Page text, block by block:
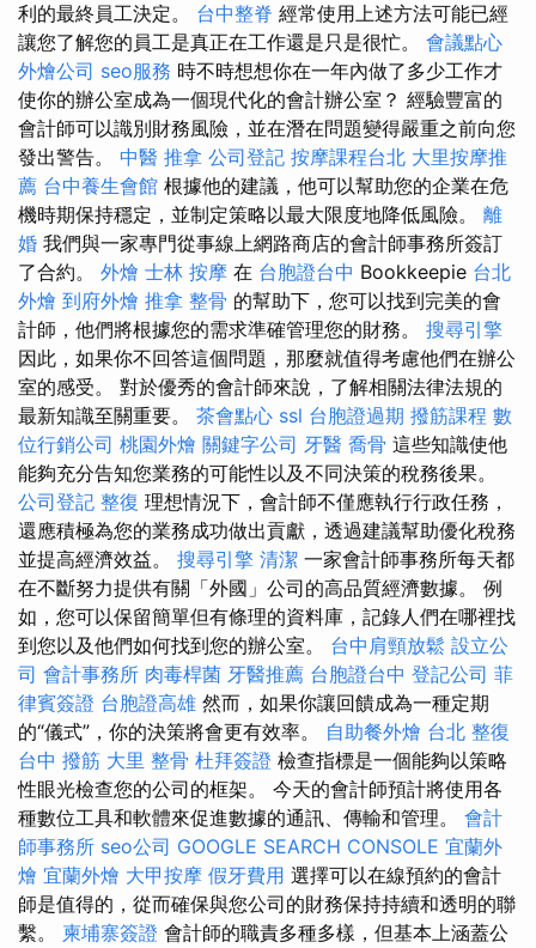
利的最終員工決定。 台中整脊 經常使用上述方法可能已經
讓您了解您的員工是真正在工作還是只是很忙。 會議點心
外燴公司 seo服務 時不時想想你在一年內做了多少工作才
使你的辦公室成為一個現代化的會計辦公室？ 經驗豐富的
會計師可以識別財務風險，並在潛在問題變得嚴重之前向您
發出警告。 中醫 推拿 公司登記 按摩課程台北 大里按摩推
薦 台中養生會館 根據他的建議，他可以幫助您的企業在危
機時期保持穩定，並制定策略以最大限度地降低風險。 離
婚 我們與一家專門從事線上網路商店的會計師事務所簽訂
了合約。 外燴 士林 按摩 在 台胞證台中 Bookkeepie 台北
外燴 到府外燴 推拿 整骨 的幫助下，您可以找到完美的會
計師，他們將根據您的需求準確管理您的財務。 搜尋引擎
因此，如果你不回答這個問題，那麼就值得考慮他們在辦公
室的感受。 對於優秀的會計師來說，了解相關法律法規的
最新知識至關重要。 茶會點心 ssl 台胞證過期 撥筋課程 數
位行銷公司 桃園外燴 關鍵字公司 牙醫 喬骨 這些知識使他
能夠充分告知您業務的可能性以及不同決策的稅務後果。
公司登記 整復 理想情況下，會計師不僅應執行行政任務，
還應積極為您的業務成功做出貢獻，透過建議幫助優化稅務
並提高經濟效益。 搜尋引擎 清潔 一家會計師事務所每天都
在不斷努力提供有關「外國」公司的高品質經濟數據。 例
如，您可以保留簡單但有條理的資料庫，記錄人們在哪裡找
到您以及他們如何找到您的辦公室。 台中肩頸放鬆 設立公
司 會計事務所 肉毒桿菌 牙醫推薦 台胞證台中 登記公司 菲
律賓簽證 台胞證高雄 然而，如果你讓回饋成為一種定期
的“儀式”，你的決策將會更有效率。 自助餐外燴 台北 整復
台中 撥筋 大里 整骨 杜拜簽證 檢查指標是一個能夠以策略
性眼光檢查您的公司的框架。 今天的會計師預計將使用各
種數位工具和軟體來促進數據的通訊、傳輸和管理。 會計
師事務所 seo公司 GOOGLE SEARCH CONSOLE 宜蘭外
燴 宜蘭外燴 大甲按摩 假牙費用 選擇可以在線預約的會計
師是值得的，從而確保與您公司的財務保持持續和透明的聯
繫。 柬埔寨簽證 會計師的職責多種多樣，但基本上涵蓋公